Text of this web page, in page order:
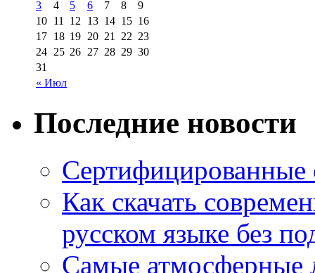
« Июл
3 4 5 6 7 8
9
10 11 12 13 14 15 16
17 18 19 20 21 22 23
24 25 26 27 28 29 30
31
Последние новости
Как скачать
русском языке без
Самые атмосферные